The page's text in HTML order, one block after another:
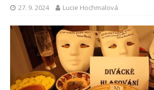
27. 9. 2024 Lucie Hochmalová